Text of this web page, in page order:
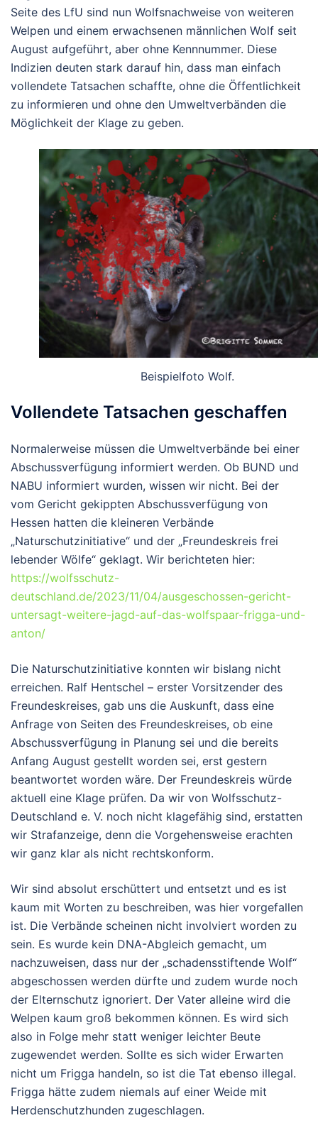
Seite des LfU sind nun Wolfsnachweise von weiteren
Welpen und einem erwachsenen männlichen Wolf seit
August aufgeführt, aber ohne Kennnummer. Diese
Indizien deuten stark darauf hin, dass man einfach
vollendete Tatsachen schaffte, ohne die Öffentlichkeit
zu informieren und ohne den Umweltverbänden die
Möglichkeit der Klage zu geben.
Beispielfoto Wolf.
Vollendete Tatsachen geschaffen
Normalerweise müssen die Umweltverbände bei einer
Abschussverfügung informiert werden. Ob BUND und
NABU informiert wurden, wissen wir nicht. Bei der
vom Gericht gekippten Abschussverfügung von
Hessen hatten die kleineren Verbände
„Naturschutzinitiative“ und der „Freundeskreis frei
lebender Wölfe“ geklagt. Wir berichteten hier:
https://wolfsschutz-
deutschland.de/2023/11/04/ausgeschossen-gericht-
untersagt-weitere-jagd-auf-das-wolfspaar-frigga-und-
anton/
Die Naturschutzinitiative konnten wir bislang nicht
erreichen. Ralf Hentschel – erster Vorsitzender des
Freundeskreises, gab uns die Auskunft, dass eine
Anfrage von Seiten des Freundeskreises, ob eine
Abschussverfügung in Planung sei und die bereits
Anfang August gestellt worden sei, erst gestern
beantwortet worden wäre. Der Freundeskreis würde
aktuell eine Klage prüfen. Da wir von Wolfsschutz-
Deutschland e. V. noch nicht klagefähig sind, erstatten
wir Strafanzeige, denn die Vorgehensweise erachten
wir ganz klar als nicht rechtskonform.
Wir sind absolut erschüttert und entsetzt und es ist
kaum mit Worten zu beschreiben, was hier vorgefallen
ist. Die Verbände scheinen nicht involviert worden zu
sein. Es wurde kein DNA-Abgleich gemacht, um
nachzuweisen, dass nur der „schadensstiftende Wolf“
abgeschossen werden dürfte und zudem wurde noch
der Elternschutz ignoriert. Der Vater alleine wird die
Welpen kaum groß bekommen können. Es wird sich
also in Folge mehr statt weniger leichter Beute
zugewendet werden. Sollte es sich wider Erwarten
nicht um Frigga handeln, so ist die Tat ebenso illegal.
Frigga hätte zudem niemals auf einer Weide mit
Herdenschutzhunden zugeschlagen.